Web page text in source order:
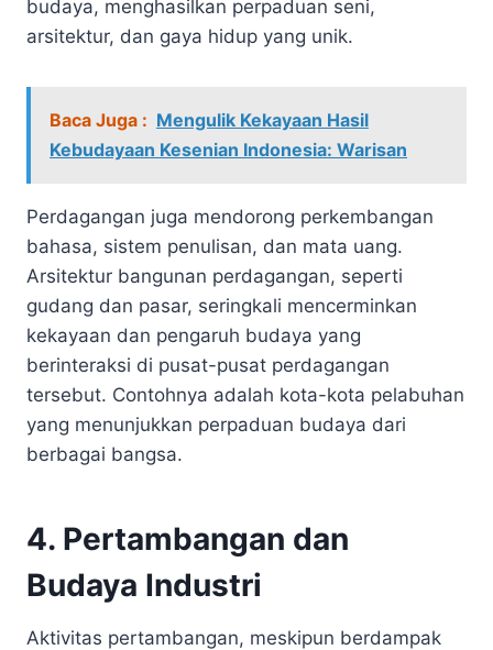
budaya, menghasilkan perpaduan seni,
arsitektur, dan gaya hidup yang unik.
Baca Juga : Mengulik Kekayaan Hasil
Kebudayaan Kesenian Indonesia: Warisan
Perdagangan juga mendorong perkembangan
bahasa, sistem penulisan, dan mata uang.
Arsitektur bangunan perdagangan, seperti
gudang dan pasar, seringkali mencerminkan
kekayaan dan pengaruh budaya yang
berinteraksi di pusat-pusat perdagangan
tersebut. Contohnya adalah kota-kota pelabuhan
yang menunjukkan perpaduan budaya dari
berbagai bangsa.
4. Pertambangan dan
Budaya Industri
Aktivitas pertambangan, meskipun berdampak